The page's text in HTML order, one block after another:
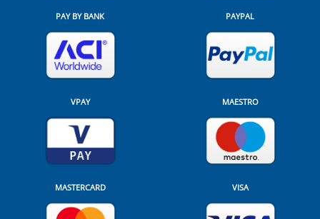
PAY BY BANK PAYPAL
VPAY MAESTRO
MASTERCARD VISA